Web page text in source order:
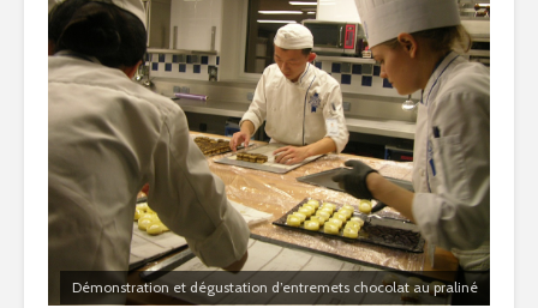
Démonstration et dégustation d’entremets chocolat au praliné